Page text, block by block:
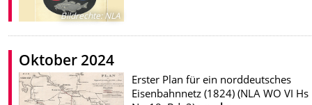
Bildrechte:NLA
Oktober 2024
Erster Plan für ein norddeutsches
Eisenbahnnetz (1824) (NLA WO VI